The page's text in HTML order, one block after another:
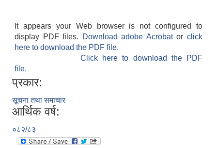
It appears your Web browser is not configured to
display PDF files.
Download adobe Acrobatorclick
here to download the PDF file.
Click here to download the PDF
file.
प्रकार:
सूचना तथा समाचार
आर्थिक वर्ष:
०८२/८३